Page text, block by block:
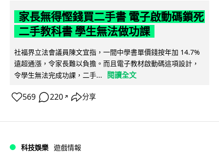
家長無得慳錢買二手書 電子啟動碼鎖死
二手教科書 學生無法做功課
社福界立法會議員陳文宜指，一間中學書單價錢按年加 14.7%
遠超通漲，令家長難以負擔。而且電子教材啟動碼這項設計，
令學生無法完成功課，二手...
閱讀全文
569 220 ↗ 分享
科技娛樂 遊戲情報